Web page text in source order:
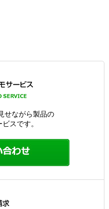
せながら製品の
スです。